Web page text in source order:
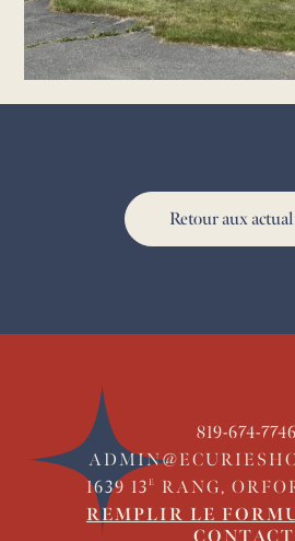
Retour aux
819-674-7746
1639 13 E RANG,
REMPLIR LE
CONTACT